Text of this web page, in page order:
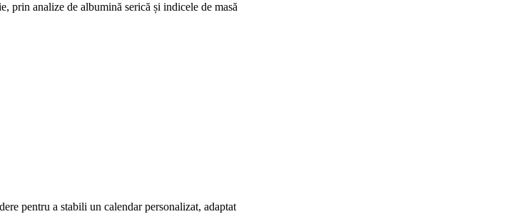
prin analize de albumină serică și indicele de masă
pentru a stabili un calendar personalizat, adaptat